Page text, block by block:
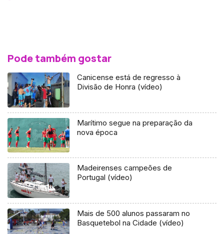
Pode também gostar
Canicense está de regresso à
Divisão de Honra (vídeo)
Marítimo segue na preparação da
nova época
Madeirenses campeões de
Portugal (vídeo)
Mais de 500 alunos passaram no
Basquetebol na Cidade (vídeo)